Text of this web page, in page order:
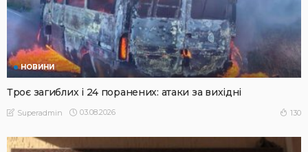
НОВИНИ
Троє загиблих і 24 поранених: атаки за вихідні
Superadmin 03.08.2026 130